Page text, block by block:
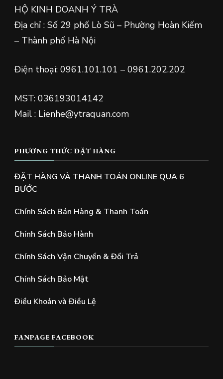
HỘ KINH DOANH Ý TRÀ
Địa chỉ : Số 29 phố Lò Sũ – Phường Hoàn Kiếm
– Thành phố Hà Nội
Điện thoại: 0961.101.101 – 0961.202.202
MST: 036193014142
Mail : Lienhe@ytraquan.com
PHƯƠNG THỨC ĐẶT HÀNG
ĐẶT HÀNG VÀ THANH TOÁN ONLINE QUA 6
BƯỚC
Chính Sách Bán Hàng & Thanh Toán
Chính Sách Bảo Hành
Chính Sách Vận Chuyển & Đổi Trả
Chính Sách Bảo Mật
Điều Khoản và Điều Lệ
FANPAGE FACEBOOK